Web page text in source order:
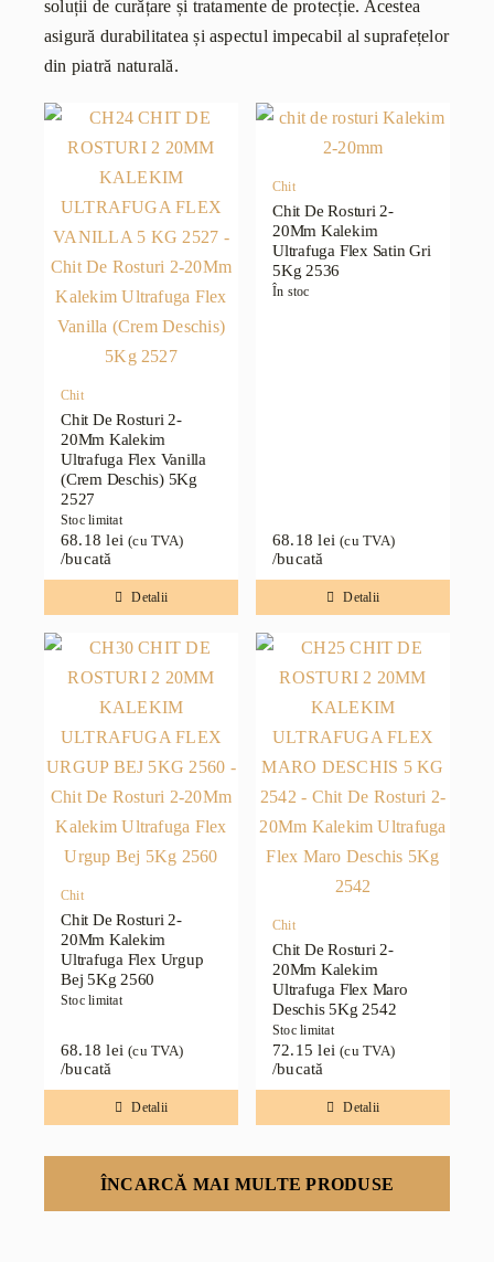
soluții de curățare și tratamente de protecție. Acestea
asigură durabilitatea și aspectul impecabil al suprafețelor
din piatră naturală.
Chit
Chit De Rosturi 2-
20Mm Kalekim
Ultrafuga Flex Vanilla
(Crem Deschis) 5Kg
2527
Stoc limitat
68.18lei (cu TVA)
/bucată
Detalii
Chit
Chit De Rosturi 2-
20Mm Kalekim
Ultrafuga Flex Satin Gri
5Kg 2536
În stoc
68.18lei (cu TVA)
/bucată
Detalii
Chit
Chit De Rosturi 2-
20Mm Kalekim
Ultrafuga Flex Urgup
Bej 5Kg 2560
Stoc limitat
68.18lei (cu TVA)
/bucată
Detalii
Chit
Chit De Rosturi 2-
20Mm Kalekim
Ultrafuga Flex Maro
Deschis 5Kg 2542
Stoc limitat
72.15lei (cu TVA)
/bucată
Detalii
ÎNCARCĂ MAI MULTE PRODUSE